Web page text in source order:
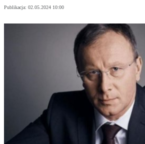
Publikacja: 02.05.2024 10:00